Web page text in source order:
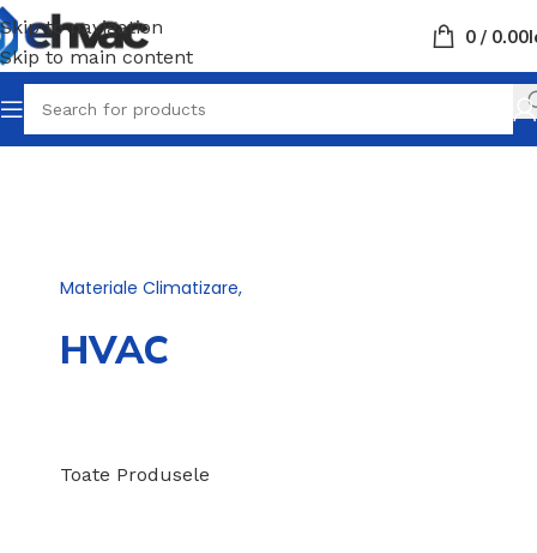
Skip to navigation
Skip to main content
0 / 0.00
Materiale Climatizare,
HVAC
Toate Produsele